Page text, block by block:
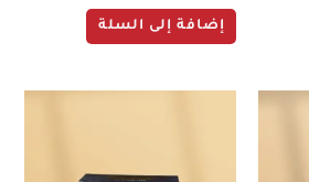
إضافة إلى السلة